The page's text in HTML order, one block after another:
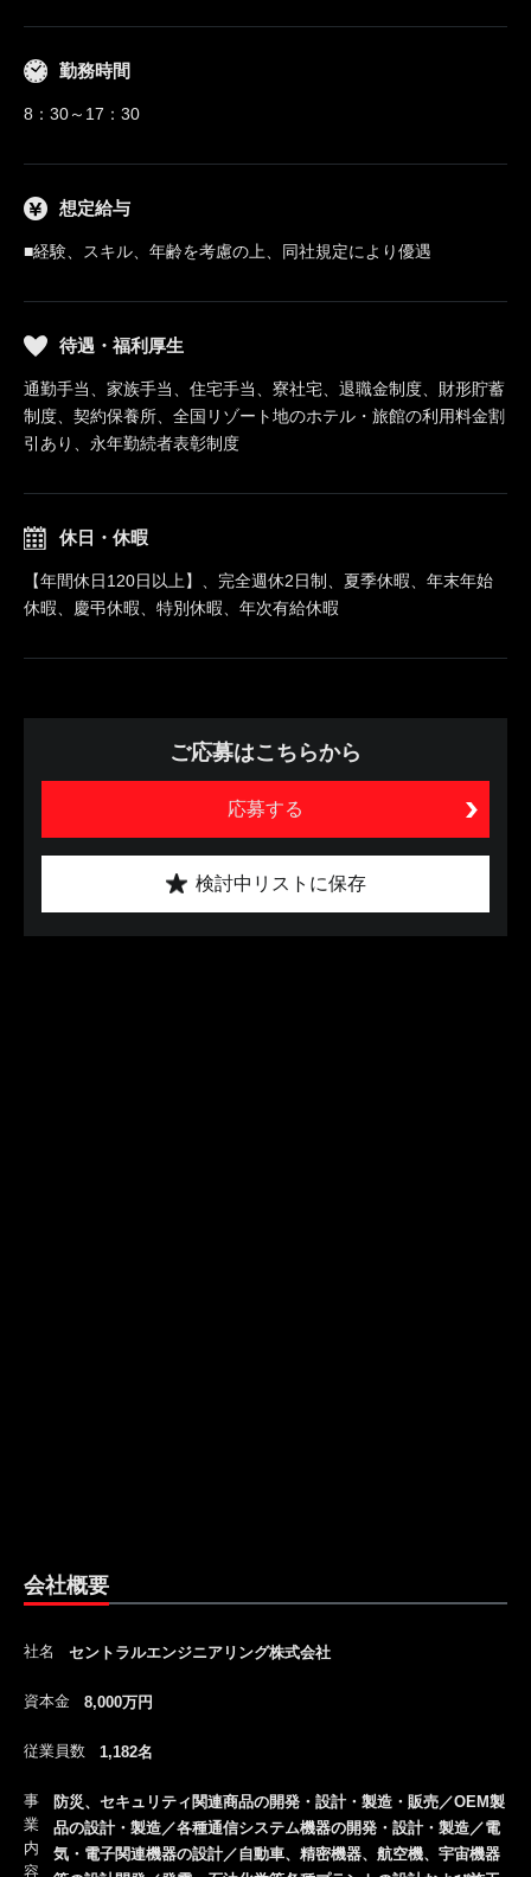
勤務時間
8：30～17：30
想定給与
■経験、スキル、年齢を考慮の上、同社規定により優遇
待遇・福利厚生
通勤手当、家族手当、住宅手当、寮社宅、退職金制度、財形貯蓄
制度、契約保養所、全国リゾート地のホテル・旅館の利用料金割
引あり、永年勤続者表彰制度
休日・休暇
【年間休日120日以上】、完全週休2日制、夏季休暇、年末年始
休暇、慶弔休暇、特別休暇、年次有給休暇
ご応募はこちらから
応募する
検討中リストに保存
会社概要
社名 セントラルエンジニアリング株式会社
資本金 8,000万円
従業員数 1,182名
事
業
内
容
防災、セキュリティ関連商品の開発・設計・製造・販売／OEM製
品の設計・製造／各種通信システム機器の開発・設計・製造／電
気・電子関連機器の設計／自動車、精密機器、航空機、宇宙機器